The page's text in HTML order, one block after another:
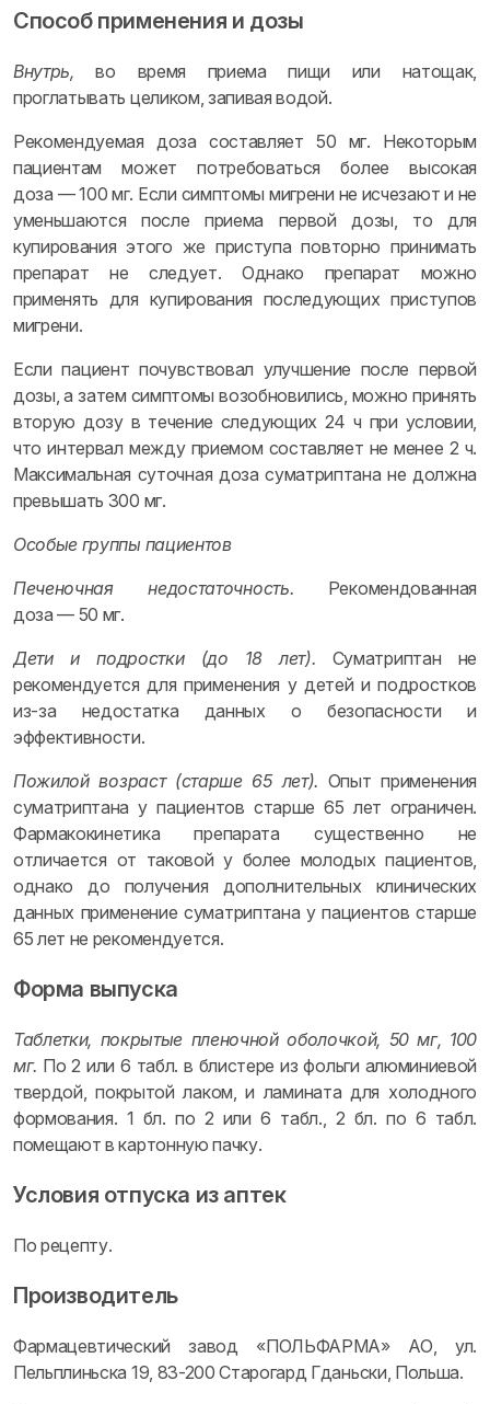
Способ применения и дозы
Внутрь, во время приема пищи или натощак,
проглатывать целиком, запивая водой.
Рекомендуемая доза составляет 50 мг. Некоторым
пациентам может потребоваться более высокая
доза — 100 мг. Если симптомы мигрени не исчезают и не
уменьшаются после приема первой дозы, то для
купирования этого же приступа повторно принимать
препарат не следует. Однако препарат можно
применять для купирования последующих приступов
мигрени.
Если пациент почувствовал улучшение после первой
дозы, а затем симптомы возобновились, можно принять
вторую дозу в течение следующих 24 ч при условии,
что интервал между приемом составляет не менее 2 ч.
Максимальная суточная доза суматриптана не должна
превышать 300 мг.
Особые группы пациентов
Печеночная недостаточность. Рекомендованная
доза — 50 мг.
Дети и подростки (до 18 лет). Суматриптан не
рекомендуется для применения у детей и подростков
из-за недостатка данных о безопасности и
эффективности.
Пожилой возраст (старше 65 лет). Опыт применения
суматриптана у пациентов старше 65 лет ограничен.
Фармакокинетика препарата существенно не
отличается от таковой у более молодых пациентов,
однако до получения дополнительных клинических
данных применение суматриптана у пациентов старше
65 лет не рекомендуется.
Форма выпуска
Таблетки, покрытые пленочной оболочкой, 50 мг, 100
мг. По 2 или 6 табл. в блистере из фольги алюминиевой
твердой, покрытой лаком, и ламината для холодного
формования. 1 бл. по 2 или 6 табл., 2 бл. по 6 табл.
помещают в картонную пачку.
Условия отпуска из аптек
По рецепту.
Производитель
Фармацевтический завод «ПОЛЬФАРМА» АО, ул.
Пельплиньска 19, 83-200 Старогард Гданьски, Польша.